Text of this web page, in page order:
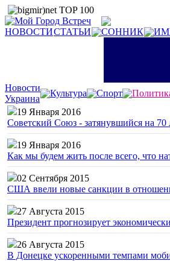
НОВОСТИСТАТЬИ СОННИК
Новости
Украина
Культура Спорт
19 Января 2016
Советский Союз - затянувшийся на 70
19 Января 2016
Как мы будем жить после всего, что
02 Сентября 2015
США ввели новые санкции в
27 Августа 2015
Президент прогнозирует
26 Августа 2015
В Донецке ускоренными темпами